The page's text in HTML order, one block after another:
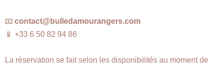
📧 contact@bulledamourangers.com
📱 +33 6 50 82 94 86
La réservation se fait selon les disponibilités au moment de